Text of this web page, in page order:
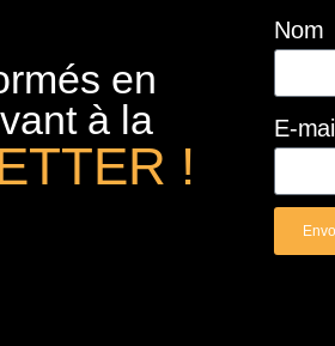
en
à la
!
Nom
E-mail